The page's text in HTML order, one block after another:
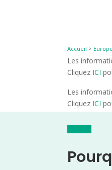
Accueil > Europe
Les
Cliquez ICI
Les
Cliquez ICI